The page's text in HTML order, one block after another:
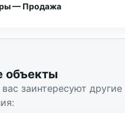
— Продажа
объекты
заинтересуют